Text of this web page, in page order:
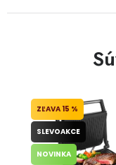
15 %
SLEVOAKCE
NOVINKA